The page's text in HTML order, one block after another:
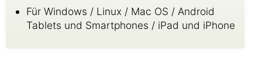
Für Windows / Linux / Mac OS / Android
Tablets und Smartphones / iPad und iPhone